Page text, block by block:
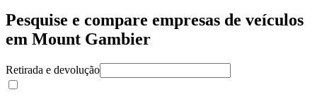
Pesquise e compare empresas de veículos
em Mount Gambier
Retirada e devolução